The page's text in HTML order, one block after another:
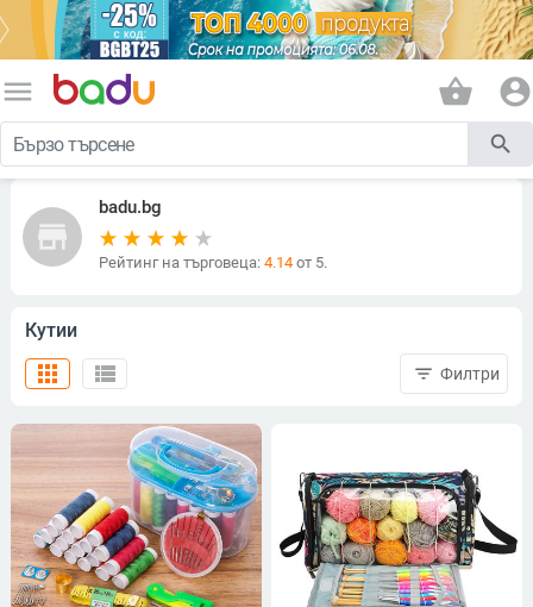
menu shopping_basket account_circle
search
store
badu.bg
Рейтинг на търговеца: 4.14от 5.
Кутии
view_list
apps filter_list Филтри